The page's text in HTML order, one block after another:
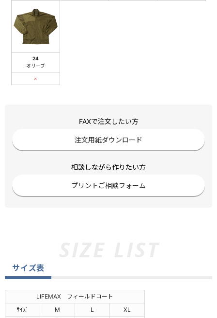
24
オリーブ
×
FAXで注文したい方
注文用紙ダウンロード
相談しながら作りたい方
プリントご相談フォーム
サイズ表
LIFEMAX フィールドコート
ｻｲｽﾞ
M L
XL